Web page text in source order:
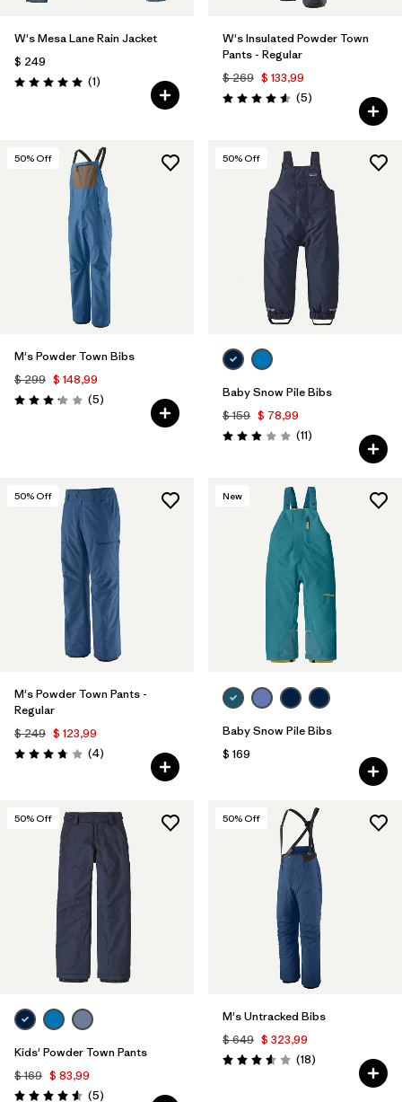
W's Mesa Lane Rain Jacket
$ 249
Valoración: 5.0 / 5
(1Comentarios
)
W's Insulated Powder Town
Pants - Regular
$ 269 $ 133,99
Valoración: 4.6 / 5
(5Comentarios
)
50% Off
M's Powder Town Bibs
$ 299 $ 148,99
Valoración: 3.2 / 5
(5Comentarios
)
50% Off
Baby Snow Pile Bibs
$ 159 $ 78,99
Valoración: 2.9 / 5
(11Comentarios
)
50% Off
M's Powder Town Pants -
Regular
$ 249 $ 123,99
Valoración: 3.8 / 5
(4Comentarios
)
New
Baby Snow Pile Bibs
$ 169
50% Off
Kids' Powder Town Pants
$ 169 $ 83,99
(5Comentarios
)
50% Off
M's Untracked Bibs
$ 649 $ 323,99
Valoración: 3.6 / 5
(18Comentarios
)